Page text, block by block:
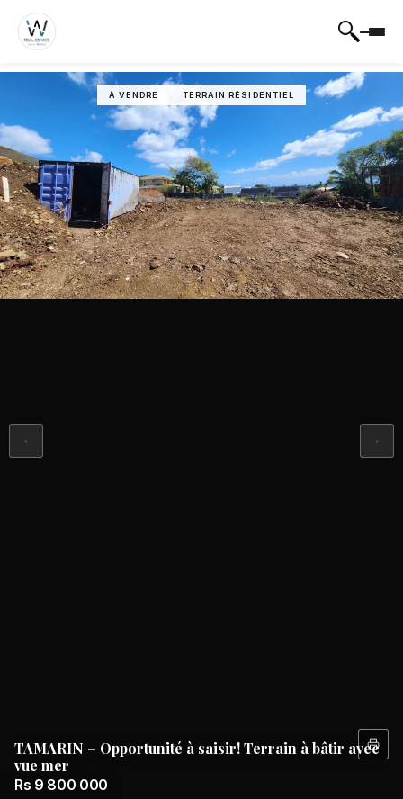
À VENDRE TERRAIN RÉSIDENTIEL
TAMARIN – Opportunité à saisir! Terrain à bâtir avec
vue mer
Rs 9 800 000